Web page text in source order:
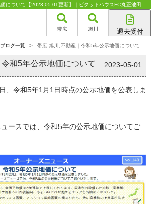
について【2023-05-01更新】｜ピタットハウスFC丸正池田
帯広 旭川 退去受付
旭川店
ログ一覧 > 帯広,旭川,不動産｜令和5年公示地価について
和5年公示地価について 2023-05-01
、令和5年1月1日時点の公示地価を公表しま
ースでは、令和5年の公示地価についてご